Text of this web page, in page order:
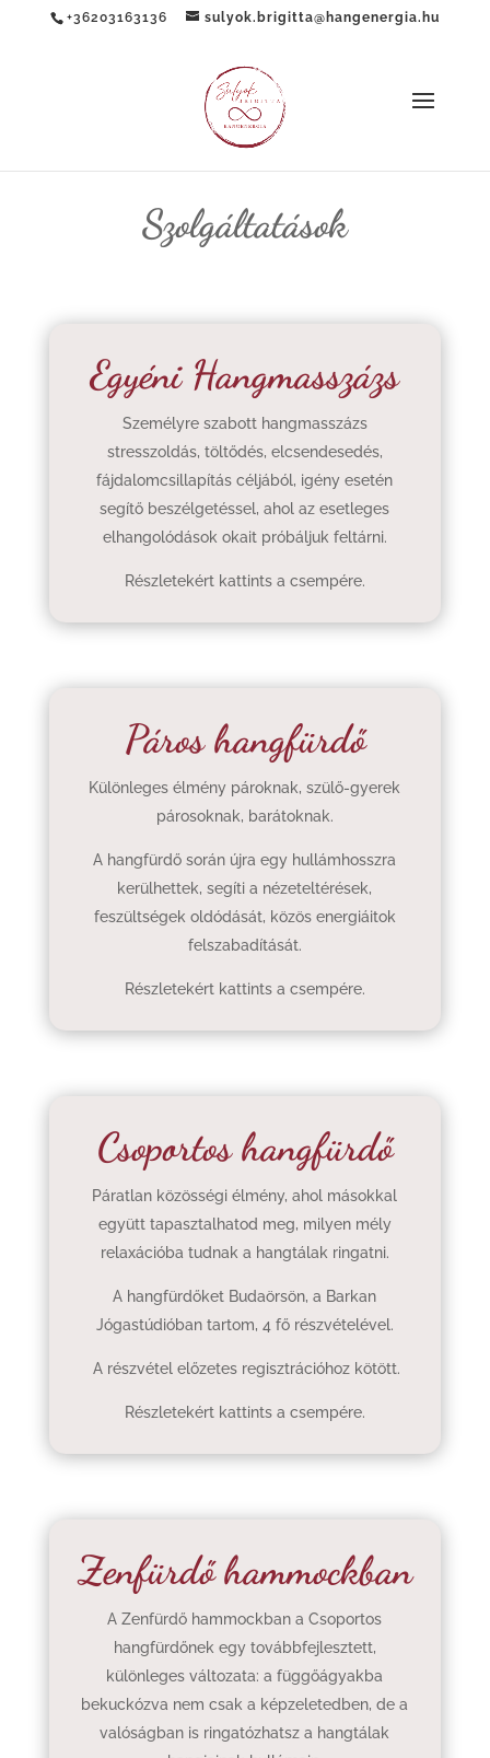
+36203163136 sulyok.brigitta@hangenergia.hu
Szolgáltatások
Egyéni Hangmasszázs
Személyre szabott hangmasszázs
stresszoldás, töltődés, elcsendesedés,
fájdalomcsillapítás céljából, igény esetén
segítő beszélgetéssel, ahol az esetleges
elhangolódások okait próbáljuk feltárni.
Részletekért kattints a csempére.
Páros hangfürdő
Különleges élmény pároknak, szülő-gyerek
párosoknak, barátoknak.
A hangfürdő során újra egy hullámhosszra
kerülhettek, segíti a nézeteltérések,
feszültségek oldódását, közös energiáitok
felszabadítását.
Részletekért kattints a csempére.
Csoportos hangfürdő
Páratlan közösségi élmény, ahol másokkal
együtt tapasztalhatod meg, milyen mély
relaxációba tudnak a hangtálak ringatni.
A hangfürdőket Budaörsön, a Barkan
Jógastúdióban tartom, 4 fő részvételével.
A részvétel előzetes regisztrációhoz kötött.
Részletekért kattints a csempére.
Zenfürdő hammockban
A Zenfürdő hammockban a Csoportos
hangfürdőnek egy továbbfejlesztett,
különleges változata: a függőágyakba
bekuckózva nem csak a képzeletedben, de a
valóságban is ringatózhatsz a hangtálak